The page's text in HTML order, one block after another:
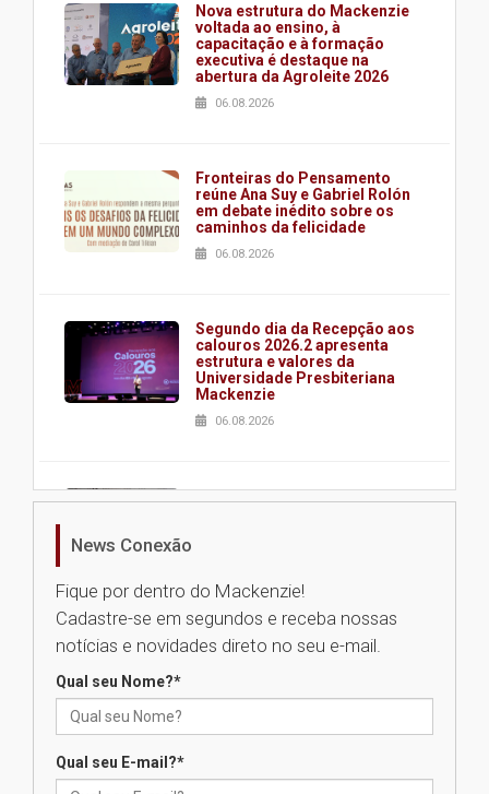
Nova estrutura do Mackenzie
voltada ao ensino, à
capacitação e à formação
executiva é destaque na
abertura da Agroleite 2026
06.08.2026
Fronteiras do Pensamento
reúne Ana Suy e Gabriel Rolón
em debate inédito sobre os
caminhos da felicidade
06.08.2026
Segundo dia da Recepção aos
calouros 2026.2 apresenta
estrutura e valores da
Universidade Presbiteriana
Mackenzie
06.08.2026
Nova apresentação do Centro
Universidade Mackenzie
realizará nova edição da Feira
das novas tecnologias em
News Conexão
Fique por dentro do Mackenzie!
Cadastre-se em segundos e receba nossas
notícias e novidades direto no seu e-mail.
Qual seu Nome?*
Qual seu E-mail?*